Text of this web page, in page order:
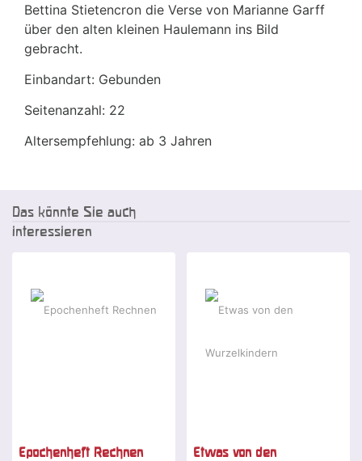
Bettina Stietencron die Verse von Marianne Garff
über den alten kleinen Haulemann ins Bild
gebracht.
Einbandart: Gebunden
Seitenanzahl: 22
Altersempfehlung: ab 3 Jahren
Das könnte Sie auch
interessieren
Epochenheft Rechnen
Etwas von den